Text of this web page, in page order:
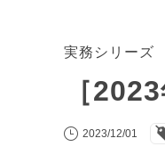
トピックス＆インフ
実務シリーズ
［
2023/12/01